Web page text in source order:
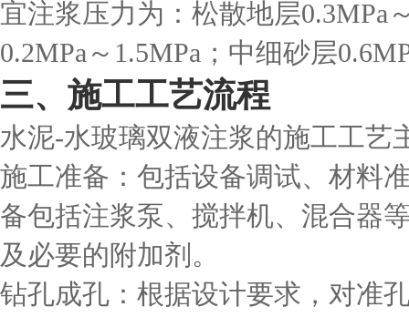
宜注浆压力为：松散地层0.3MPa
0.2MPa～1.5MPa；中细砂层
三、施工工艺流程
水泥-水玻璃双液注浆的施工工艺
施工准备：包括设备调试、材料
备包括注浆泵、搅拌机、混合器
及必要的附加剂。
钻孔成孔：根据设计要求，对准